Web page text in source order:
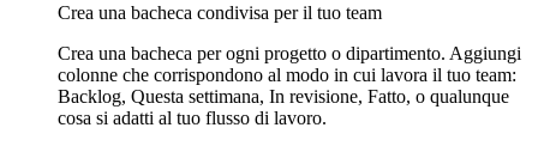
Crea una bacheca condivisa per il tuo team
Crea una bacheca per ogni progetto o dipartimento. Aggiungi
colonne che corrispondono al modo in cui lavora il tuo team:
Backlog, Questa settimana, In revisione, Fatto, o qualunque
cosa si adatti al tuo flusso di lavoro.